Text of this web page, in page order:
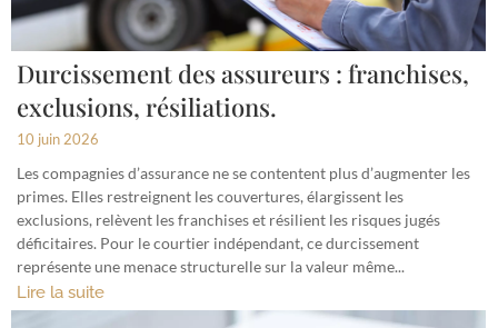
Durcissement des assureurs : franchises,
exclusions, résiliations.
10 juin 2026
Les compagnies d’assurance ne se contentent plus d’augmenter les
primes. Elles restreignent les couvertures, élargissent les
exclusions, relèvent les franchises et résilient les risques jugés
déficitaires. Pour le courtier indépendant, ce durcissement
représente une menace structurelle sur la valeur même...
Lire la suite